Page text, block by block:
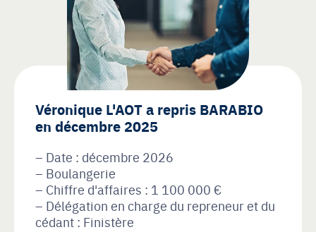
Véronique L'AOT a repris BARABIO
en décembre 2025
Date : décembre 2026
Boulangerie
Chiffre d'affaires : 1 100 000 €
Délégation en charge du repreneur et du
cédant : Finistère